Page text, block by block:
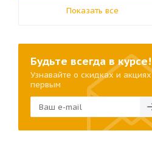
Показать все
Будьте всегда в курсе!
Узнавайте о скидках и акциях
первым